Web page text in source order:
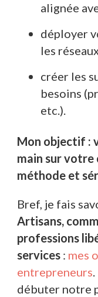
alignée
déployer
les
créer les
besoins
etc.).
Mon objectif :
main sur votre
méthode et
Bref, je fais
Artisans,
professions
services : mes
entrepreneurs
débuter notre